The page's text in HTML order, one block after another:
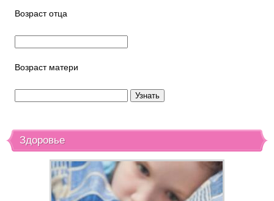
Возраст отца
Возраст матери
Здоровье